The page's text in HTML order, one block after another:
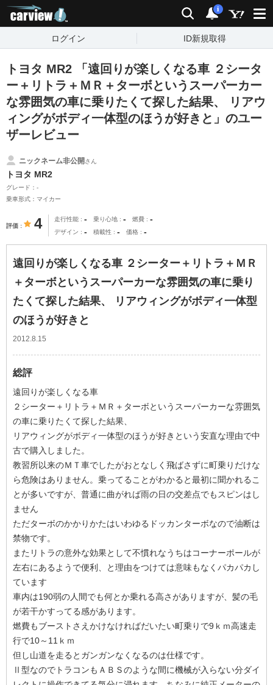
検索 通知
i
ログイン ID新規取得
トヨタ MR2 「遠回りが楽しくなる車 ２シータ
ー＋リトラ＋ＭＲ＋ターボというスーパーカー
な雰囲気の車に乗りたくて探した結果、 リアウ
ィングがボディ一体型のほうが好きと」のユー
ザーレビュー
ニックネーム非公開さん
トヨタ MR2
グレード：-
乗車形式：マイカー
評価 4 走行性能 - 乗り心地 - 燃費 -
デザイン - 積載性 - 価格 -
遠回りが楽しくなる車 ２シーター＋リトラ＋ＭＲ
＋ターボというスーパーカーな雰囲気の車に乗り
たくて探した結果、 リアウィングがボディ一体型
のほうが好きと
2012.8.15
総評
遠回りが楽しくなる車
２シーター＋リトラ＋ＭＲ＋ターボというスーパーカーな雰囲気
の車に乗りたくて探した結果、
リアウィングがボディ一体型のほうが好きという安直な理由で中
古で購入しました。
教習所以来のＭＴ車でしたがおとなしく飛ばさずに町乗りだけな
ら危険はありません。乗ってることがわかると最初に聞かれるこ
とが多いですが、普通に曲がれば雨の日の交差点でもスピンはし
ません
ただターボのかかりかたはいわゆるドッカンターボなので油断は
禁物です。
またリトラの意外な効果として不慣れなうちはコーナーポールが
左右にあるようで便利、と理由をつけては意味もなくパカパカし
ています
車内は190弱の人間でも何とか乗れる高さがありますが、髪の毛
が若干かすってる感があります。
燃費もブーストさえかけなければだいたい町乗りで9ｋｍ高速走
行で10～11ｋｍ
但し山道を走るとガンガンなくなるのは仕様です。
Ⅱ型なのでトラコンもＡＢＳのような間に機械が入らない分ダイ